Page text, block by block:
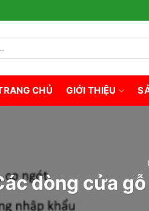
CHỦ GIỚI THIỆU
dòng cửa